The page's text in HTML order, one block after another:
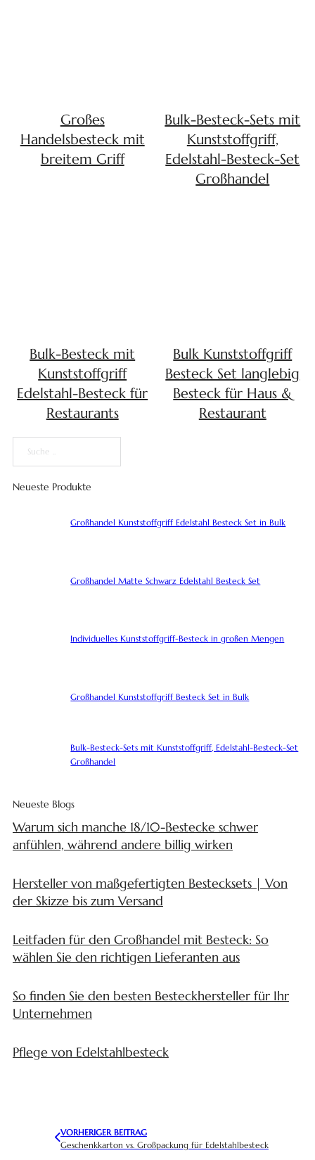
Großes
Handelsbesteck mit
breitem Griff
Bulk-Besteck-Sets mit
Kunststoffgriff,
Edelstahl-Besteck-Set
Großhandel
Bulk-Besteck mit
Kunststoffgriff
Edelstahl-Besteck für
Restaurants
Bulk Kunststoffgriff
Besteck Set langlebig
Besteck für Haus &
Restaurant
Suche
Neueste Produkte
Großhandel Kunststoffgriff Edelstahl Besteck Set in Bulk
Großhandel Matte Schwarz Edelstahl Besteck Set
Individuelles Kunststoffgriff-Besteck in großen Mengen
Großhandel Kunststoffgriff Besteck Set in Bulk
Bulk-Besteck-Sets mit Kunststoffgriff, Edelstahl-Besteck-Set
Großhandel
Neueste Blogs
Warum sich manche 18/10-Bestecke schwer
anfühlen, während andere billig wirken
Hersteller von maßgefertigten Bestecksets | Von
der Skizze bis zum Versand
Leitfaden für den Großhandel mit Besteck: So
wählen Sie den richtigen Lieferanten aus
So finden Sie den besten Besteckhersteller für Ihr
Unternehmen
Pflege von Edelstahlbesteck
VORHERIGER BEITRAG
Geschenkkarton vs. Großpackung für Edelstahlbesteck